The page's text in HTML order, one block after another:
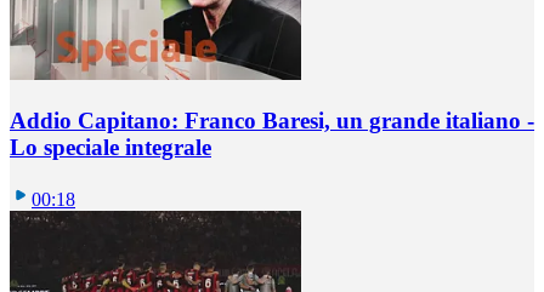
Addio Capitano: Franco Baresi, un grande italiano -
Lo speciale integrale
00:18